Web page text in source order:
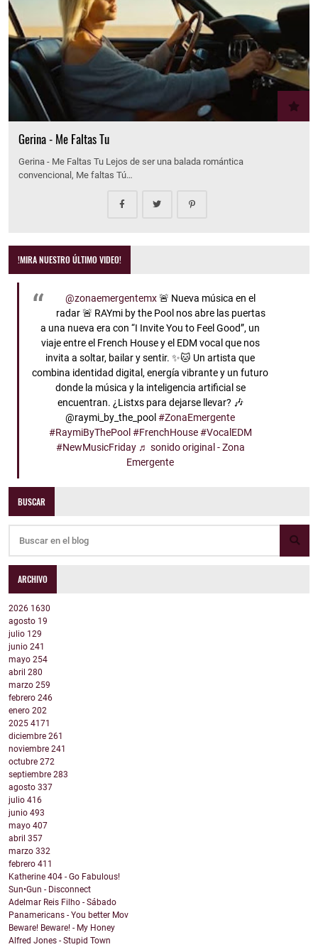
Gerina - Me Faltas Tu
Gerina - Me Faltas Tu Lejos de ser una balada romántica
convencional, Me faltas Tú…
!MIRA NUESTRO ÚLTIMO VIDEO!
@zonaemergentemx🚨 Nueva música en el
radar 🚨 RAYmi by the Pool nos abre las puertas
a una nueva era con “I Invite You to Feel Good”, un
viaje entre el French House y el EDM vocal que nos
invita a soltar, bailar y sentir. ✨🐱 Un artista que
combina identidad digital, energía vibrante y un futuro
donde la música y la inteligencia artificial se
encuentran. ¿Listxs para dejarse llevar? 🎶
@raymi_by_the_pool#ZonaEmergente
#RaymiByThePool #FrenchHouse #VocalEDM
#NewMusicFriday ♬ sonido original - Zona
Emergente
BUSCAR
ARCHIVO
2026 1630
agosto 19
julio 129
junio 241
mayo 254
abril 280
marzo 259
febrero 246
enero 202
2025 4171
diciembre 261
noviembre 241
octubre 272
septiembre 283
agosto 337
julio 416
junio 493
mayo 407
abril 357
marzo 332
febrero 411
Katherine 404 - Go Fabulous!
Sun•Gun - Disconnect
Adelmar Reis Filho - Sábado
Panamericans - You better Mov
Beware! Beware! - My Honey
Alfred Jones - Stupid Town